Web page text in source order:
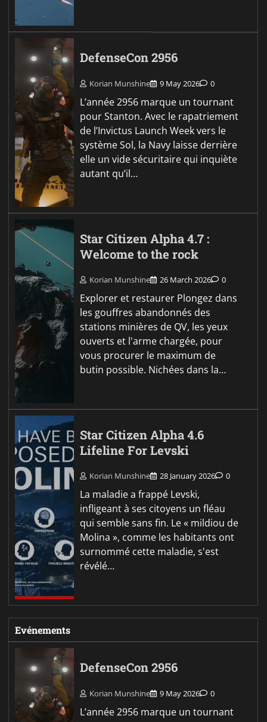
DefenseCon 2956
Korian Munshine 9 May 2026 0
L’année 2956 marque un tournant
pour Stanton. Avec le rapatriement
de l’Invictus Launch Week vers le
système Sol, la Navy laisse derrière
elle un vide sécuritaire qui inquiète
autant qu’il…
Star Citizen Alpha 4.7 :
Welcome to the rock
Korian Munshine 26 March 2026 0
Explorer et restaurer Plongez dans
les gouffres abandonnés des
stations minières de QV, les yeux
ouverts et l'arme chargée, pour
vous procurer le maximum de
butin possible. Nichées dans la…
Star Citizen Alpha 4.6
Lifeline For Levski
Korian Munshine 28 January 2026 0
La maladie a frappé Levski,
infligeant à ses citoyens un fléau
qui semble sans fin. Le « mildiou de
Molina », comme les habitants ont
surnommé cette maladie, s'est
révélé…
Evénements
DefenseCon 2956
Korian Munshine 9 May 2026 0
L’année 2956 marque un tournant